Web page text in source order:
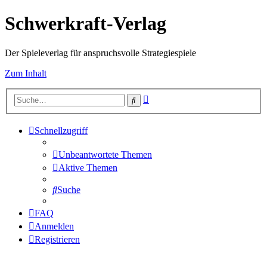
Schwerkraft-Verlag
Der Spieleverlag für anspruchsvolle Strategiespiele
Zum Inhalt
Suche
Schnellzugriff
Unbeantwortete Themen
Aktive Themen
Suche
FAQ
Anmelden
Registrieren